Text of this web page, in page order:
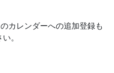
カレンダーへの追加登録も
。